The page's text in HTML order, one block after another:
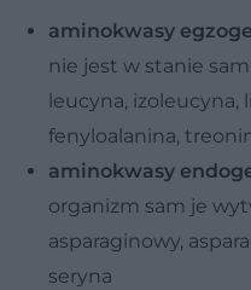
aminokwasy
nie jest w stanie
leucyna, izoleucyna,
fenyloalanina,
aminokwasy
organizm sam je
asparaginowy,
seryna